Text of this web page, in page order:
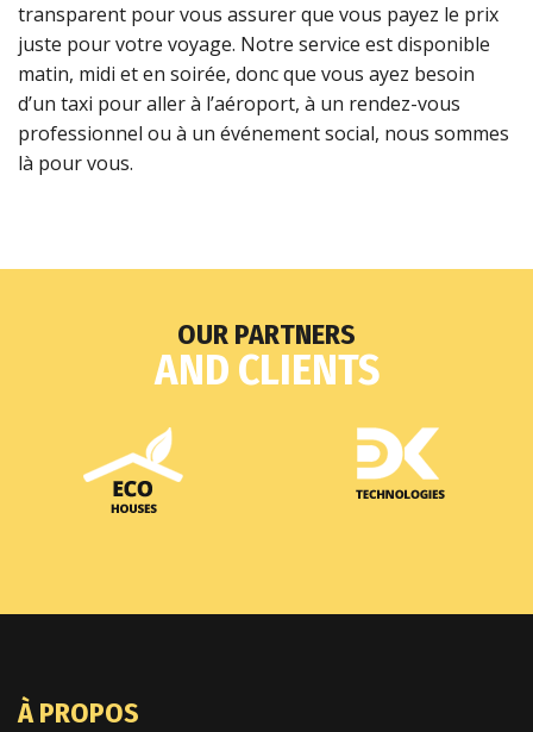
transparent pour vous assurer que vous payez le prix
juste pour votre voyage. Notre service est disponible
matin, midi et en soirée, donc que vous ayez besoin
d’un taxi pour aller à l’aéroport, à un rendez-vous
professionnel ou à un événement social, nous sommes
là pour vous.
OUR PARTNERS
AND CLIENTS
À PROPOS